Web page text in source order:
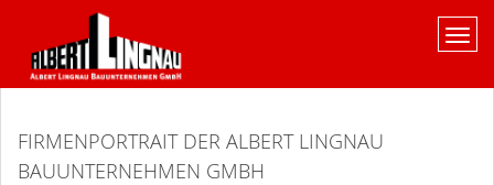
FIRMENPORTRAIT DER ALBERT LINGNAU
BAUUNTERNEHMEN GMBH